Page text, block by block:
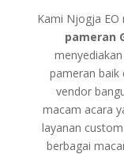
Kami Njogja EO
pameran
pameran baik
vendor
macam acara
layanan
berbagai